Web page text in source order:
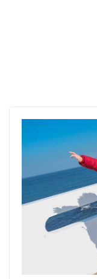
1.jpg